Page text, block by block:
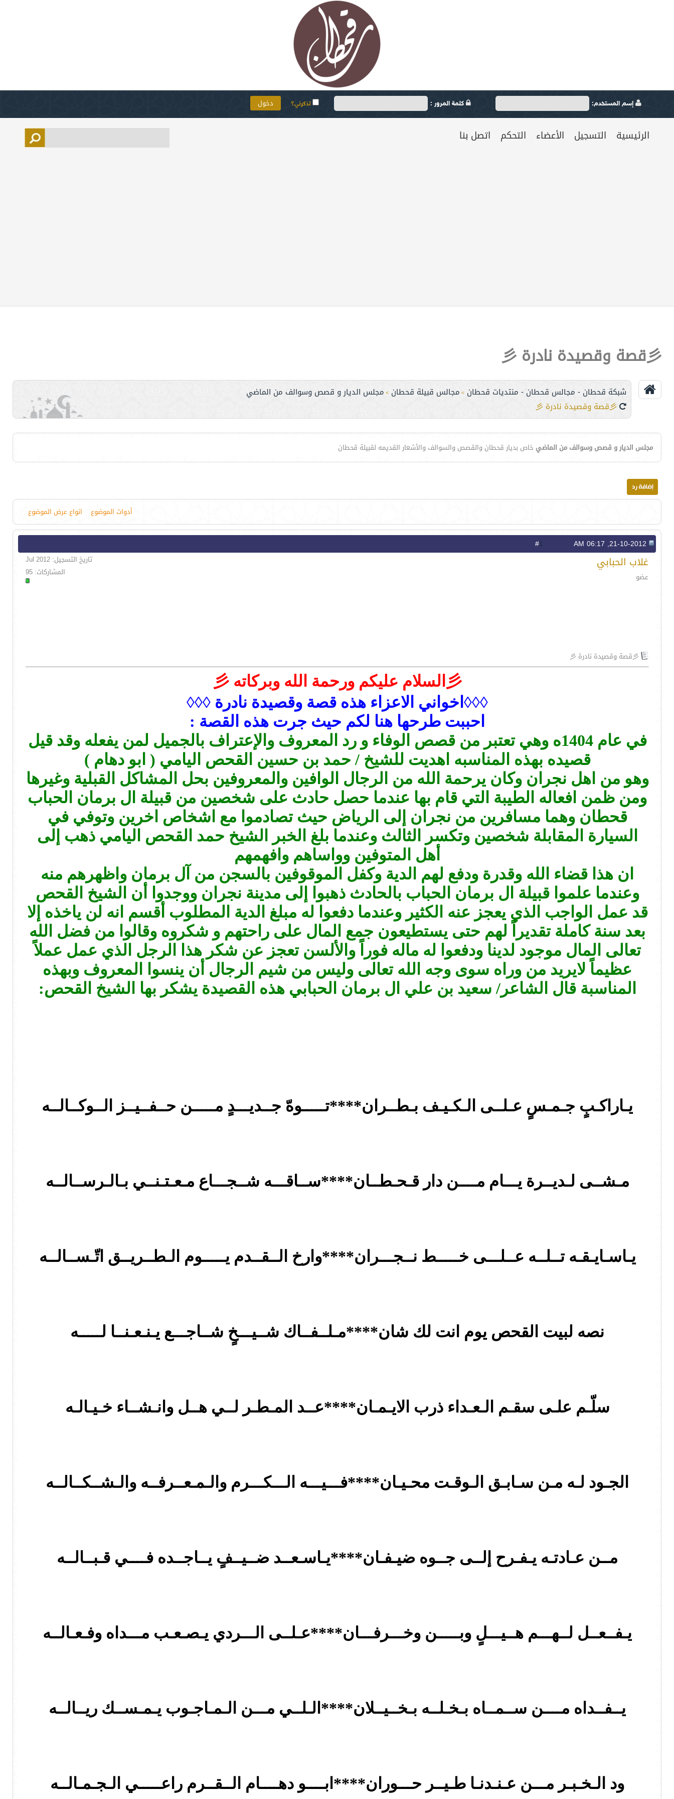
إسم المستخدم: كلمة المرور : تذكرني؟
الرئيسية التسجيل الأعضاء التحكم اتصل بنا
彡قصة وقصيدة نادرة 彡
شبكة قحطان - مجالس قحطان - منتديات قحطان > مجالس قبيلة قحطان > مجلس الديار و قصص وسوالف من الماضي
مجلس الديار و قصص وسوالف من الماضي خاص بديار قحطان والقصص والسوالف والأشعار القديمه لقبيلة قحطان
أدوات الموضوع انواع عرض الموضوع
1
غلاب الحبابي
عضو
تاريخ التسجيل: Jul 2012
المشاركات: 95
彡السلام عليكم ورحمة الله وبركاته 彡
◊◊◊اخواني الاعزاء هذه قصة وقصيدة نادرة ◊◊◊
احببت طرحها هنا لكم حيث جرت هذه القصة :
في عام 1404ه وهي تعتبر من قصص الوفاء و رد المعروف والإعتراف بالجميل لمن يفعله وقد قيل
قصيده بهذه المناسبه اهديت للشيخ / حمد بن حسين القحص اليامي ( ابو دهام )
وهو من اهل نجران وكان يرحمة الله من الرجال الوافين والمعروفين بحل المشاكل القبلية وغيرها
ومن ظمن افعاله الطيبة التي قام بها عندما حصل حادث على شخصين من قبيلة ال برمان الحباب
قحطان وهما مسافرين من نجران إلى الرياض حيث تصادموا مع اشخاص اخرين وتوفي في
السيارة المقابلة شخصين وتكسر الثالث وعندما بلغ الخبر الشيخ حمد القحص اليامي ذهب إلى
أهل المتوفين وواساهم وافهمهم
ان هذا قضاء الله وقدرة ودفع لهم الدية وكفل الموقوفين بالسجن من آل برمان واظهرهم منه
وعندما علموا قبيلة ال برمان الحباب بالحادث ذهبوا إلى مدينة نجران ووجدوا أن الشيخ القحص
قد عمل الواجب الذي يعجز عنه الكثير وعندما دفعوا له مبلغ الدية المطلوب أقسم انه لن ياخذه إلا
بعد سنة كاملة تقديراً لهم حتى يستطيعون جمع المال على راحتهم و شكروه وقالوا من فضل الله
تعالى المال موجود لدينا ودفعوا له ماله فوراً والألسن تعجز عن شكر هذا الرجل الذي عمل عملاً
عظيماً لايريد من وراه سوى وجه الله تعالى وليس من شيم الرجال أن ينسوا المعروف وبهذه
المناسبة قال الشاعر/ سعيد بن علي ال برمان الحبابي هذه القصيدة يشكر بها الشيخ القحص:
يـاراكـبٍ جـمـسٍ عـلــى الـكـيـف بـطــران****تـــــوهّ جــديـــدٍ مـــــن حــفــيــز الــوكــالــه
مـشــى لـديــرة يـــام مــــن دار قـحـطــان****ســاقـــه شــجـــاع مـعـتـنــي بـالـرســالــه
يـاسـايـقـه تــلــه عــلـــى خـــــط نــجـــران****وارخ الــقــدم يـــــوم الـطــريــق اتّـســالــه
نصه لبيت القحص يوم انت لك شان****مـلــفــاك شــيـــخٍ شــاجـــع يـنـعـنــا لـــــه
سلّـم علـى سقـم الـعـداء ذرب الايـمـان****عــد المـطـر لــي هــل وانـشــاء خـيـالـه
الجـود لـه مـن سـابـق الـوقـت محـيـان****فـــيـــه الـــكـــرم والـمـعــرفــه والـشــكــالــه
مــن عـادتـه يـفـرح إلــى جــوه ضيـفـان****يـاسـعــد ضــيــفٍ يــاجــده فــــي قـبــالــه
يـفــعــل لــهـــم هــيـــلٍ وبـــــن وخـــرفـــان****عـلــى الـــردي يـصـعـب مـــداه وفـعـالــه
يــفــداه مــــن ســمــاه بـخـلــه بـخــيــلان****الـلــي مـــن الـمـاجـوب يـمـســك ريــالــه
ود الـخـبـر مـــن عـنـدنـا طـيــر حـــوران****ابــــو دهــــام الــقــرم راعـــــي الـجـمـالــه